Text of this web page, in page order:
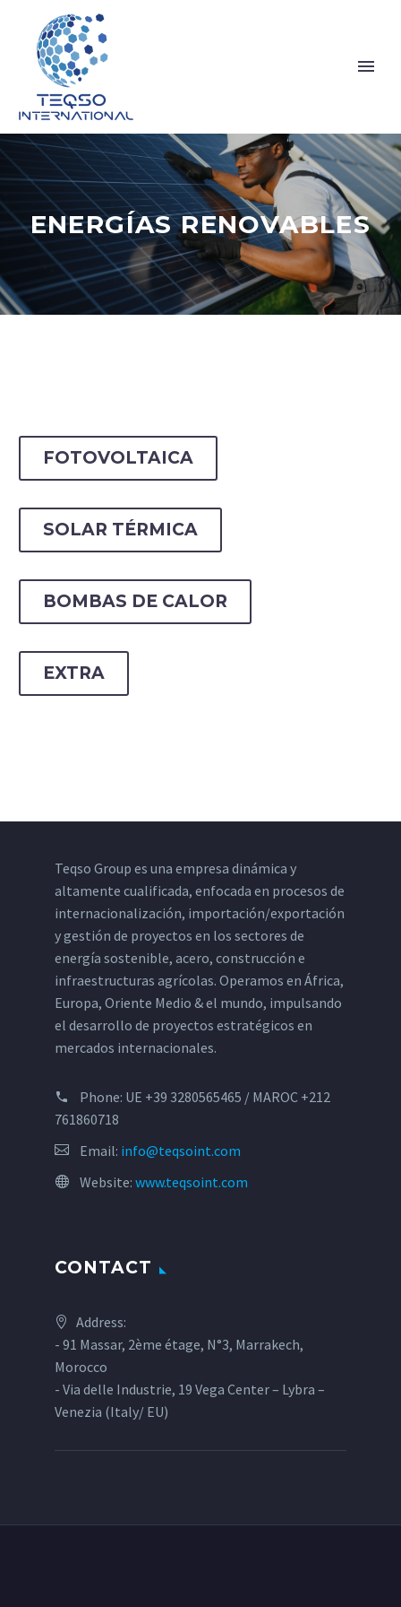
ENERGÍAS RENOVABLES
FOTOVOLTAICA
SOLAR TÉRMICA
BOMBAS DE CALOR
EXTRA
Teqso Group es una empresa dinámica y
altamente cualificada, enfocada en procesos de
internacionalización, importación/exportación
y gestión de proyectos en los sectores de
energía sostenible, acero, construcción e
infraestructuras agrícolas. Operamos en África,
Europa, Oriente Medio & el mundo, impulsando
el desarrollo de proyectos estratégicos en
mercados internacionales.
Phone: UE +39 3280565465 / MAROC +212
761860718
Email: info@teqsoint.com
Website: www.teqsoint.com
CONTACT
Address:
- 91 Massar, 2ème étage, N°3, Marrakech,
Morocco
- Via delle Industrie, 19 Vega Center – Lybra –
Venezia (Italy/ EU)